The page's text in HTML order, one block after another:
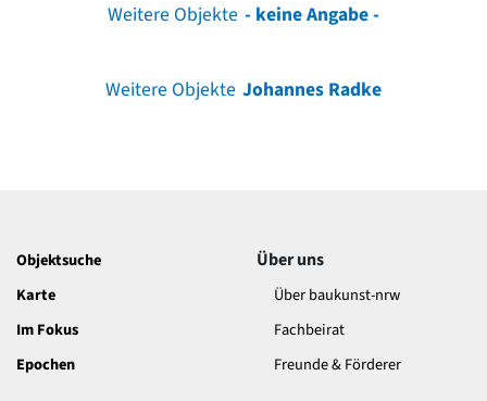
Weitere Objekte - keine Angabe -
Weitere Objekte Johannes Radke
Objektsuche
Karte
Im Fokus
Epochen
Über uns
Über baukunst-nrw
Fachbeirat
Freunde & Förderer